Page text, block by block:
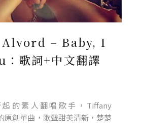
– Baby, I
歌詞+中文翻譯
起的素人翻唱歌手，Tiffany
原創單曲，歌聲甜美清新，楚楚